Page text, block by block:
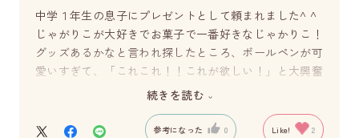
中学１年生の息子にプレゼントとして頼まれました^ ^
じゃがりこが大好きでお菓子で一番好きなじゃかりこ！
グッズあるかなと言われ探したところ、ボールペンが可
愛いすぎて、「これこれ！！これが欲しい！」と大興奮
続きを読む
参考になった 0 Like! 2